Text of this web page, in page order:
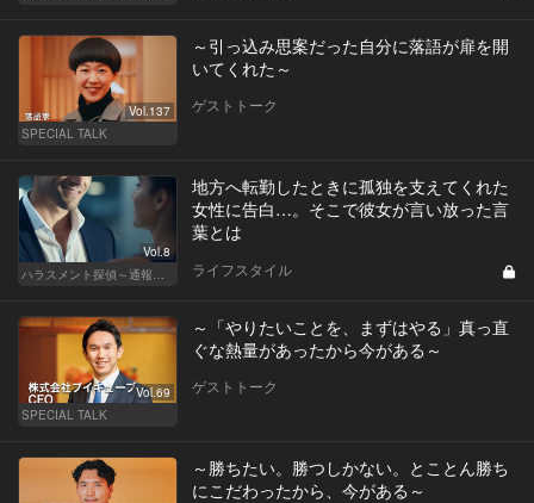
Vol.137
SPECIAL TALK
～引っ込み思案だった自分に落語が扉を開
いてくれた～
ゲストトーク
Vol.8
地方へ転勤したときに孤独を支えてくれた
女性に告白…。そこで彼女が言い放った言
葉とは
ライフスタイル
Vol.69
SPECIAL TALK
～「やりたいことを、まずはやる」真っ直
ぐな熱量があったから今がある～
ゲストトーク
～勝ちたい。勝つしかない。とことん勝ち
にこだわったから、今がある～